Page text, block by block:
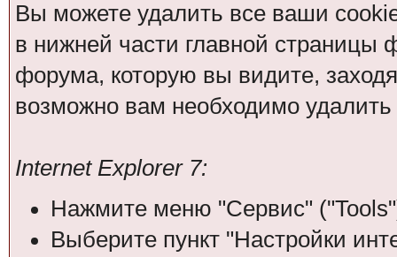
Вы можете удалить все ваши
в нижней части главной страницы
форума, которую вы видите,
возможно вам необходимо
Internet Explorer 7:
Нажмите меню "Сервис"
Выберите пункт "Настройки